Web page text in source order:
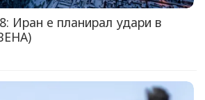
Иран е планирал удари в